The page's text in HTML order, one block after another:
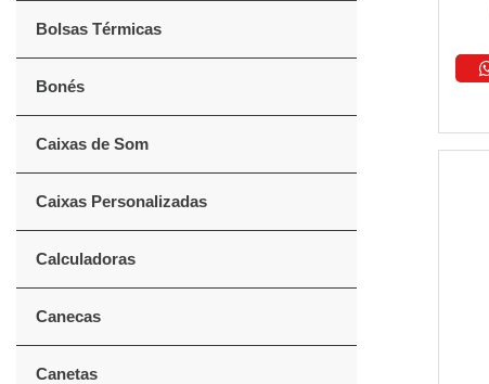
Bolsas Térmicas
Bonés
Caixas de Som
Caixas Personalizadas
Calculadoras
Canecas
Canetas